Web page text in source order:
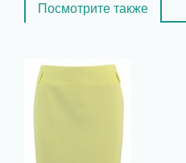
Посмотрите также